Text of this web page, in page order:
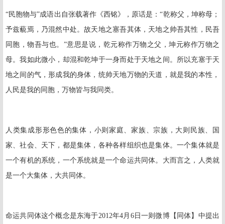
“民胞物与”成语出自张载著作《西铭》，原话是：“乾称父，坤称母；
予兹藐焉，乃混然中处。故天地之塞吾其体，天地之帅吾其性，民吾
同胞，物吾与也。”意思是说，乾元称作万物之父，坤元称作万物之
母。我如此微小，却混和乾坤于一身而处于天地之间。所以充塞于天
地之间的气，形成我的身体，统帅天地万物的天道，就是我的本性，
人民是我的同胞，万物皆与我同类。
人类集成形形色色的集体，小则家庭、家族、宗族，大则民族、国
家、社会、天下，都是集体，各种各样组织也是集体。一个集体就是
一个有机的系统，一个系统就是一个命运共同体。大而言之，人类就
是一个大集体，大共同体。
命运共同体这个概念是东海于2012年4月 6日一则微博【同体】中提出